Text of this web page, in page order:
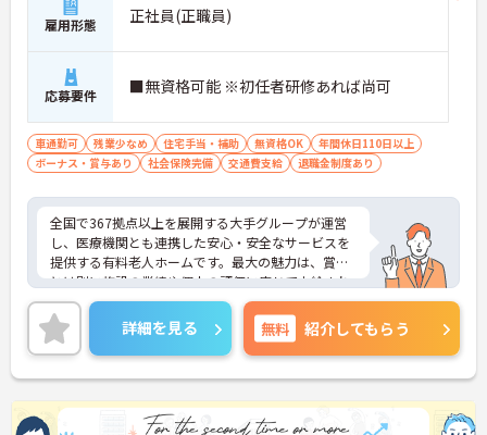
雇用形態 正社員(正職員)
応募要件 ■無資格可能 ※初任者研修あれば尚可
車通勤可 残業少なめ 住宅手当・補助 無資格OK
年間休日110日以上
ボーナス・賞与あり
社会保険完備 交通費支給 退職金制度あり
全国で367拠点以上を展開する大手グループが運営
し、医療機関とも連携した安心・安全なサービスを
提供する有料老人ホームです。最大の魅力は、賞与
とは別に施設の業績や個人の評価に応じて支給され
る独自の特別報酬制度です。日々の頑張りやチーム
への貢献が直接収入に反映される非常にやりがいの
ある環境が整っています。また、毎朝の情報共有ミ
ーティングを通じてスタッフ同士の連携が強化され
ており、平均勤続年数7.2年という高い定着率を実現
しています。資格取得支援制度を活用して勤務時間
内に研修を受講できるなど教育体制も充実している
詳細を見る 無料 紹介してもらう